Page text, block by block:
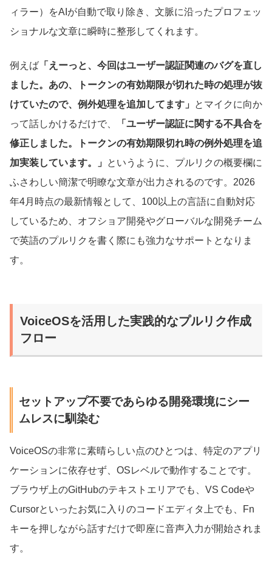
ィラー）をAIが自動で取り除き、文脈に沿ったプロフェッ
ショナルな文章に瞬時に整形してくれます。
例えば 「えーっと、今回はユーザー認証関連のバグを直し
ました。あの、トークンの有効期限が切れた時の処理が抜
けていたので、例外処理を追加してます」
とマイクに向か
って話しかけるだけで、
「ユーザー認証に関する不具合を
修正しました。トークンの有効期限切れ時の例外処理を追
加実装しています。」
というように、プルリクの概要欄に
ふさわしい簡潔で明瞭な文章が出力されるのです。2026
年4月時点の最新情報として、100以上の言語に自動対応
しているため、オフショア開発やグローバルな開発チーム
で英語のプルリクを書く際にも強力なサポートとなりま
す。
VoiceOSを活用した実践的なプルリク作成
フロー
セットアップ不要であらゆる開発環境にシー
ムレスに馴染む
VoiceOSの非常に素晴らしい点のひとつは、特定のアプリ
ケーションに依存せず、OSレベルで動作することです。
ブラウザ上のGitHubのテキストエリアでも、VS Codeや
Cursorといったお気に入りのコードエディタ上でも、Fn
キーを押しながら話すだけで即座に音声入力が開始されま
す。